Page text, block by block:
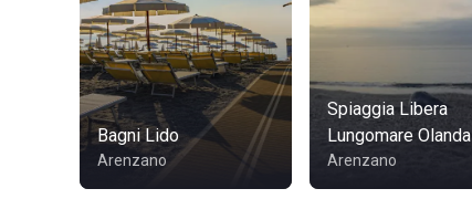
Bagni Lido
Arenzano
Spiaggia Libera
Lungomare Olanda
Arenzano